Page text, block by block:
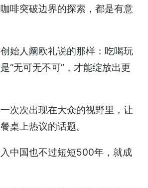
啡突破边界的探索，都是有意
始人阚欧礼说的那样：吃喝玩
“无可无不可”，才能绽放出更
次次出现在大众的视野里，让
桌上热议的话题。
中国也不过短短500年，就成